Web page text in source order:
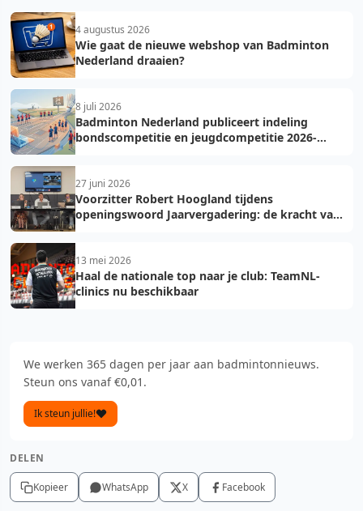
4 augustus 2026
Wie gaat de nieuwe webshop van Badminton
Nederland draaien?
8 juli 2026
Badminton Nederland publiceert indeling
bondscompetitie en jeugdcompetitie 2026-
27 juni 2026
Voorzitter Robert Hoogland tijdens
openingswoord Jaarvergadering: de kracht van
13 mei 2026
Haal de nationale top naar je club: TeamNL-
clinics nu beschikbaar
We werken 365 dagen per jaar aan badmintonnieuws.
Steun ons vanaf €0,01.
Ik steun jullie!
DELEN
Kopieer WhatsApp X Facebook